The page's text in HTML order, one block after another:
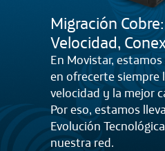
Migración
Velocidad,
En Movistar,
en ofrecerte siempre
velocidad y la mejor
Por eso, estamos
Evolución
nuestra red. ​